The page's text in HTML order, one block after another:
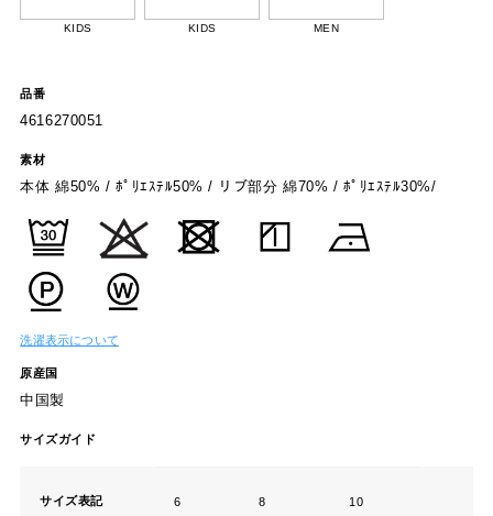
KIDS KIDS MEN
品番
4616270051
素材
本体 綿50% / ﾎﾟﾘｴｽﾃﾙ50% / リブ部分 綿70% / ﾎﾟﾘｴｽﾃﾙ30%/
洗濯表示について
原産国
中国製
サイズガイド
サイズ表記 6 8 10